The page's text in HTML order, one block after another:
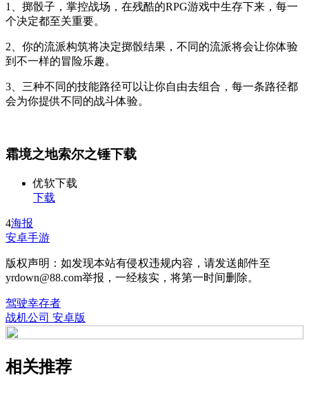
1、掷骰子，掌控战场，在残酷的RPG游戏中生存下来，每一
个决定都至关重要。
2、你的流派构筑将决定掷骰结果，不同的流派将会让你体验
到不一样的冒险乐趣。
3、三种不同的技能路径可以让你自由去组合，每一条路径都
会为你提供不同的战斗体验。
霜境之地索尔之锤下载
优软下载
下载
4海报
安卓手游
版权声明：如发现本站有侵权违规内容，请发送邮件至
yrdown@88.com举报，一经核实，将第一时间删除。
驾驶幸存者
战机公司 安卓版
相关推荐